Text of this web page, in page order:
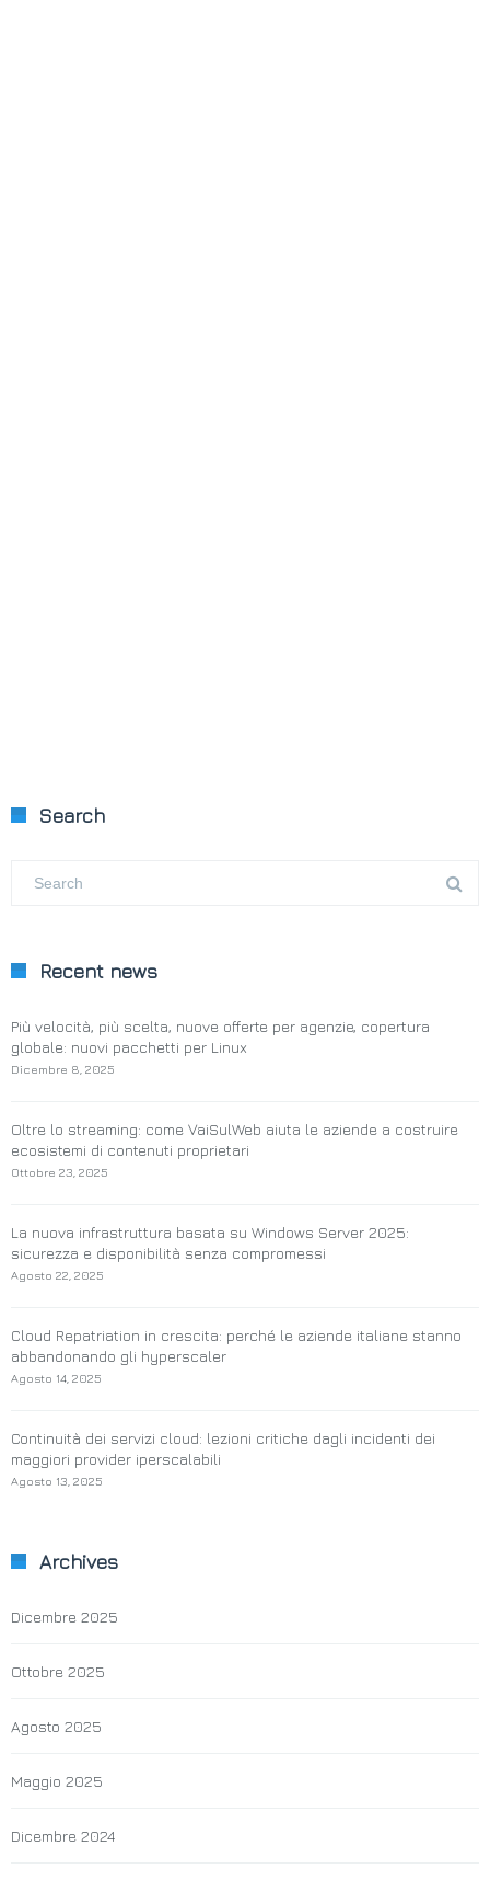
Search
Recent news
Più velocità, più scelta, nuove offerte per agenzie, copertura
globale: nuovi pacchetti per Linux
Dicembre 8, 2025
Oltre lo streaming: come VaiSulWeb aiuta le aziende a costruire
ecosistemi di contenuti proprietari
Ottobre 23, 2025
La nuova infrastruttura basata su Windows Server 2025:
sicurezza e disponibilità senza compromessi
Agosto 22, 2025
Cloud Repatriation in crescita: perché le aziende italiane stanno
abbandonando gli hyperscaler
Agosto 14, 2025
Continuità dei servizi cloud: lezioni critiche dagli incidenti dei
maggiori provider iperscalabili
Agosto 13, 2025
Archives
Dicembre 2025
Ottobre 2025
Agosto 2025
Maggio 2025
Dicembre 2024